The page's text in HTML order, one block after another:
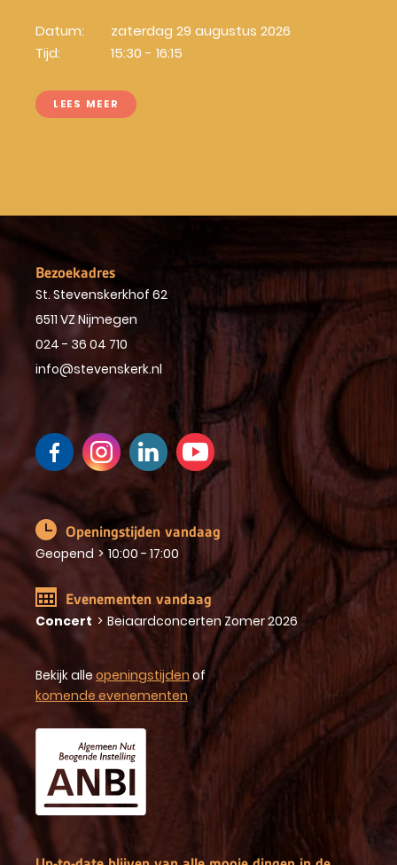
Datum:
Tijd:
zaterdag 29 augustus 2026
15:30 - 16:15
LEES MEER
Bezoekadres
St. Stevenskerkhof 62
6511 VZ Nijmegen
024 - 36 04 710
info@stevenskerk.nl
Openingstijden vandaag
Geopend > 10:00 - 17:00
Evenementen vandaag
Concert > Beiaardconcerten Zomer 2026
Bekijk alle openingstijden of
komende evenementen